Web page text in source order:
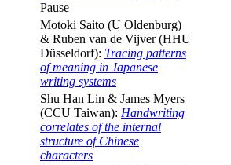
Pause
Motoki Saito (U Oldenburg)
& Ruben van de Vijver (HHU
Düsseldorf): Tracing patterns
of meaning in Japanese
writing systems
Shu Han Lin & James Myers
(CCU Taiwan): Handwriting
correlates of the internal
structure of Chinese
characters